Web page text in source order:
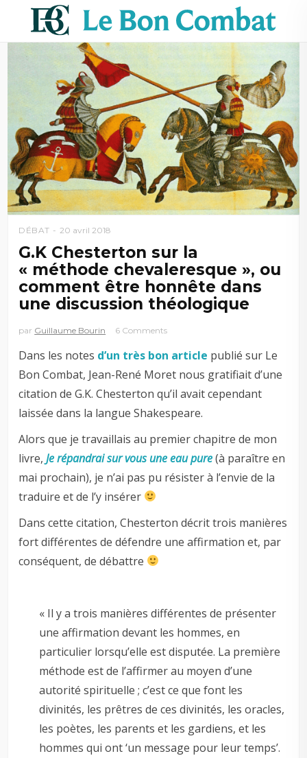
DÉBAT 20 avril 2018
G.K Chesterton sur la
« méthode chevaleresque », ou
comment être honnête dans
une discussion théologique
par Guillaume Bourin 6 Comments
Dans les notes d’un très bon article publié sur Le
Bon Combat, Jean-René Moret nous gratifiait d’une
citation de G.K. Chesterton qu’il avait cependant
laissée dans la langue Shakespeare.
Alors que je travaillais au premier chapitre de mon
livre,Je répandrai sur vous une eau pure(à paraître en
mai prochain), je n’ai pas pu résister à l’envie de la
traduire et de l’y insérer
Dans cette citation, Chesterton décrit trois manières
fort différentes de défendre une affirmation et, par
conséquent, de débattre
« Il y a trois manières différentes de présenter
une affirmation devant les hommes, en
particulier lorsqu’elle est disputée. La première
méthode est de l’affirmer au moyen d’une
autorité spirituelle ; c’est ce que font les
divinités, les prêtres de ces divinités, les oracles,
les poètes, les parents et les gardiens, et les
hommes qui ont ‘un message pour leur temps’.